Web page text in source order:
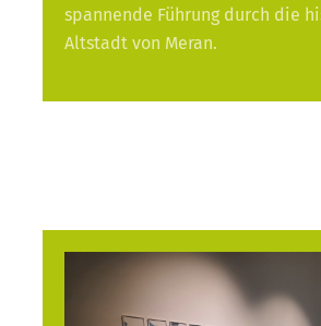
spannende Führung durch die
Altstadt von Meran.